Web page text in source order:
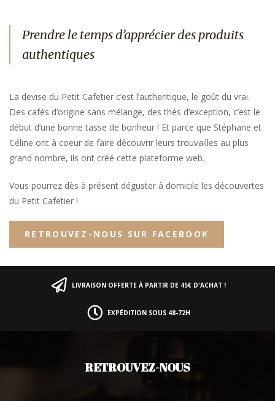
Prendre le temps d’apprécier des produits
authentiques
La devise du Petit Cafetier c’est l’authentique, le goût du vrai.
Des cafés d’origine sans mélange, des thés d’exception, c’est le
début d’une bonne tasse de bonheur ! Et parce que Stéphane et
Céline ont à coeur de faire découvrir leurs trouvailles au plus
grand nombre, ils ont créé cette plateforme web.
Vous pourrez dès à présent déguster à domicile les découvertes
du Petit Cafetier !
RETROUVEZ-NOUS SUR FACEBOOK
LIVRAISON OFFERTE À PARTIR DE 45€ D'ACHAT !
EXPÉDITION SOUS 48-72H
RETROUVEZ-NOUS